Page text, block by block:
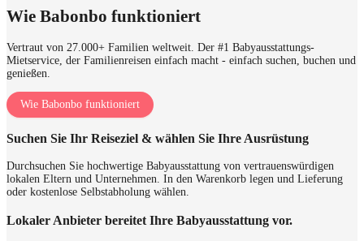
Wie Babonbo funktioniert
Vertraut von 27.000+ Familien weltweit. Der #1 Babyausstattungs-
Mietservice, der Familienreisen einfach macht - einfach suchen, buchen und
genießen.
Wie Babonbo funktioniert
Suchen Sie Ihr Reiseziel & wählen Sie Ihre Ausrüstung
Durchsuchen Sie hochwertige Babyausstattung von vertrauenswürdigen
lokalen Eltern und Unternehmen. In den Warenkorb legen und Lieferung
oder kostenlose Selbstabholung wählen.
Lokaler Anbieter bereitet Ihre Babyausstattung vor.